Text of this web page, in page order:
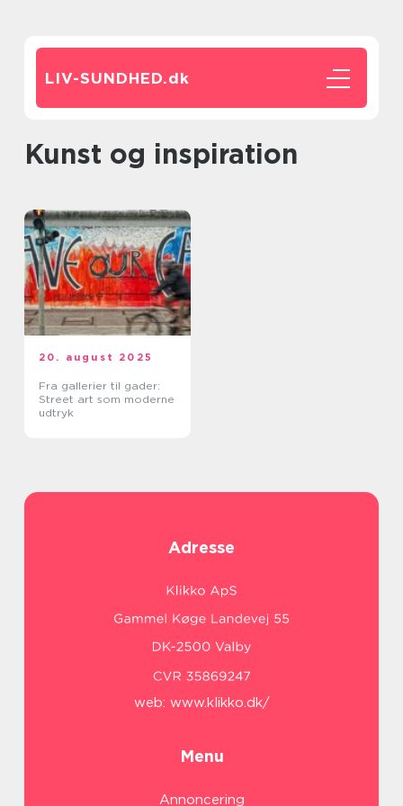
LIV-SUNDHED.dk
Kunst og inspiration
20. august 2025
Fra gallerier til gader:
Street art som moderne
udtryk
Adresse
web: www.klikko.dk/
Menu
Annoncering